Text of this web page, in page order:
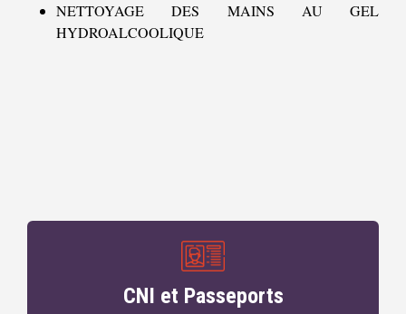
NETTOYAGE DES MAINS AU GEL
HYDROALCOOLIQUE
CNI et Passeports